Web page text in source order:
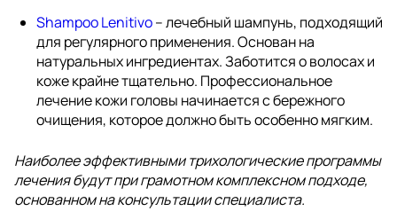
Shampoo Lenitivo– лечебный шампунь, подходящий
для регулярного применения. Основан на
натуральных ингредиентах. Заботится о волосах и
коже крайне тщательно. Профессиональное
лечение кожи головы начинается с бережного
очищения, которое должно быть особенно мягким.
Наиболее эффективными трихологические программы
лечения будут при грамотном комплексном подходе,
основанном на консультации специалиста.